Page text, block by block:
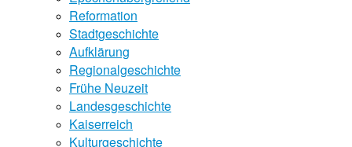
Reformation
Stadtgeschichte
Aufklärung
Regionalgeschichte
Frühe Neuzeit
Landesgeschichte
Kaiserreich
Kulturgeschichte